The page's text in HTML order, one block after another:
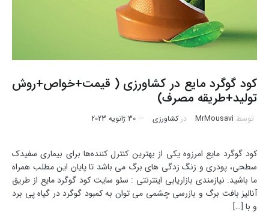
کود گوگرد مایع در کشاورزی ( قیمت+خواص+روش
تولید+طریقه مصرف)
توسط MrMousavi درکشاورزی 30 ژانویه 2023
کود گوگرد مایع امرزوه یکی از بهترین کنترل کننده‌ها برای بیماری سفیدک
سطحی، پودری و زنگ زدگی های برگ می باشد تا پایان این مطلب همراه
ما باشید. نیازمندی بازاریابی اینترنتی : سئو سایت کود گوگرد مایع از طریق
آنالیز بافت برگ و بازرسی چشمی می توان به کمبود گوگرد در گیاه پی برد
و با […]